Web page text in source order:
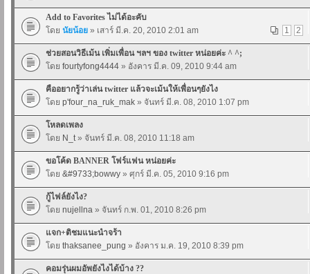
Add to Favorites ไม่ได้อะคับ
1
2
โดย นัยน้อย » เสาร์ มี.ค. 20, 2010 2:01 am
ช่วยสอนวิธีเม้น เพิ่มเพื่อน ฯลฯ ของ twitter หน่อยค่ะ ^ ^;
โดย fourtyfong4444 » อังคาร มี.ค. 09, 2010 9:44 am
คืออยากรู้ว่าเล่น twitter แล้วจะเม้นให้เพื่อนๆยังไง
โดย p'four_na_ruk_mak » จันทร์ มี.ค. 08, 2010 1:07 pm
โหลดเพลง
โดย N_t» จันทร์ มี.ค. 08, 2010 11:18 am
ขอโค้ด BANNER โฟร์แฟน หน่อยค่ะ
โดย &#9733;bowwy » ศุกร์ มี.ค. 05, 2010 9:16 pm
กู้ไฟล์ยังไง?
โดย nujellna » จันทร์ ก.พ. 01, 2010 8:26 pm
แจก+ติชมแนะนำจร้า
โดย thaksanee_pung » อังคาร ม.ค. 19, 2010 8:39 pm
คอมรุ่นผมอัพยังไงได้บ้าง ??